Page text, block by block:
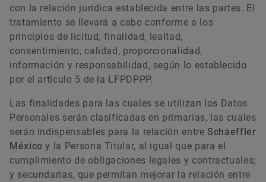
con la relación jurídica establecida entre las partes. El
tratamiento se llevará a cabo conforme a los
principios de licitud, finalidad, lealtad,
consentimiento, calidad, proporcionalidad,
información y responsabilidad, según lo establecido
por el artículo 5 de la LFPDPPP.
Las finalidades para las cuales se utilizan los Datos
Personales serán clasificadas en primarias, las cuales
serán indispensables para la relación entre Schaeffler
México y la Persona Titular, al igual que para el
cumplimiento de obligaciones legales y contractuales;
y secundarias, que permitan mejorar la relación entre